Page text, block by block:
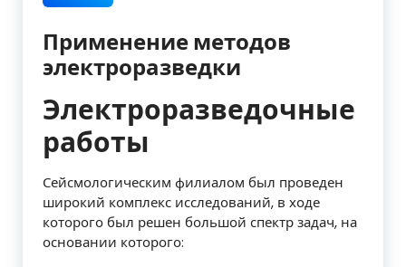
Применение методов
электроразведки
Электроразведочные
работы
Сейсмологическим филиалом был проведен
широкий комплекс исследований, в ходе
которого был решен большой спектр задач, на
основании которого: